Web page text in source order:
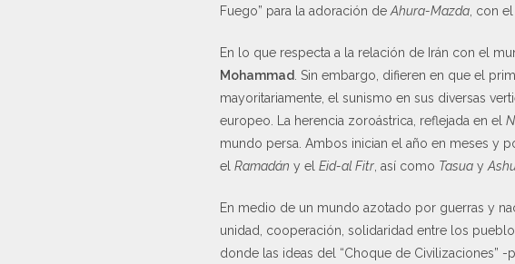
Fuego” para la adoración deAhura-Mazda, con
En lo que respecta a la relación de Irán con el
Mohammad. Sin embargo, difieren en que el
mayoritariamente, el sunismo en sus diversas
europeo. La herencia zoroástrica, reflejada en el
mundo persa. Ambos inician el año en meses y
el Ramadán y el Eid-al Fitr, así como Tasua y
En medio de un mundo azotado por guerras y
unidad, cooperación, solidaridad entre los
donde las ideas del “Choque de Civilizaciones”